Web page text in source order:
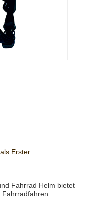
Erster
Fahrrad Helm bietet
Fahrradfahren.